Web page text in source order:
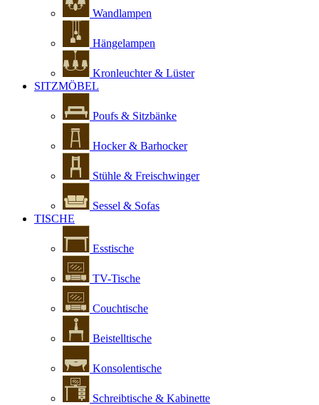
Wandlampen
Hängelampen
Kronleuchter & Lüster
SITZMÖBEL
Poufs & Sitzbänke
Hocker & Barhocker
Stühle & Freischwinger
Sessel & Sofas
TISCHE
Esstische
TV-Tische
Couchtische
Beistelltische
Konsolentische
Schreibtische & Kabinette